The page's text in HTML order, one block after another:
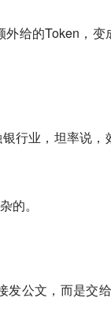
给的Token，变
行业，坦率说，
的。
发公文，而是交